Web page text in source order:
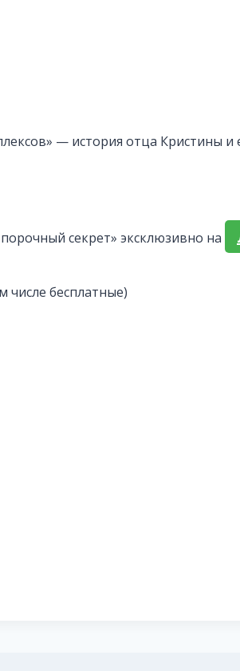
— история отца Кристины и
секрет» эксклюзивно на
числе бесплатные)